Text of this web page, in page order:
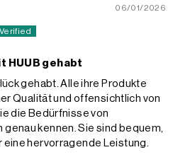
06/01/2026
HUUB gehabt
gehabt. Alle ihre Produkte
Qualität und offensichtlich von
die Bedürfnisse von
kennen. Sie sind bequem,
eine hervorragende Leistung.